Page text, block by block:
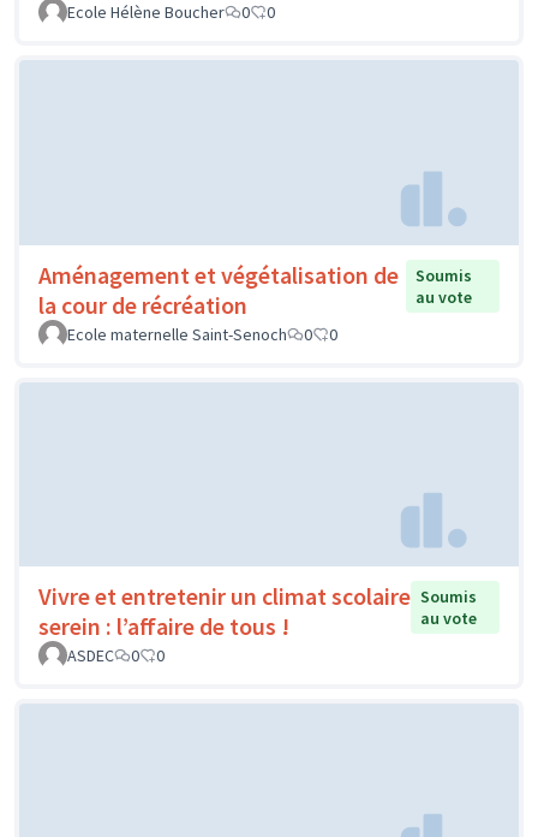
Ecole Hélène Boucher
0 0
Aménagement et végétalisation de
la cour de récréation
Soumis
au vote
Ecole maternelle Saint-Senoch
0 0
Vivre et entretenir un climat scolaire
serein : l’affaire de tous !
Soumis
au vote
ASDEC
0 0